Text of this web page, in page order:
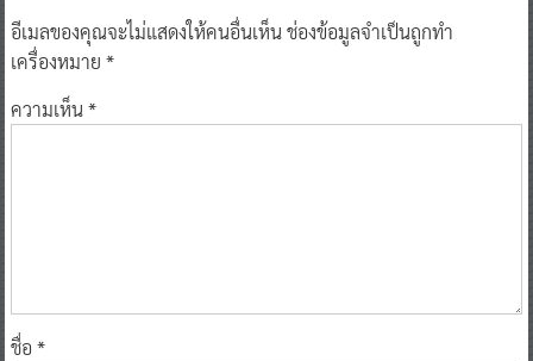
อีเมลของคุณจะไม่แสดงให้คนอื่นเห็นช่องข้อมูลจำเป็นถูกทำ
เครื่องหมาย *
ความเห็น*
ชื่อ *